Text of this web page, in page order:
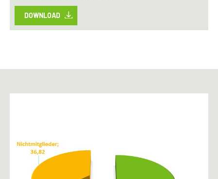
DOWNLOAD